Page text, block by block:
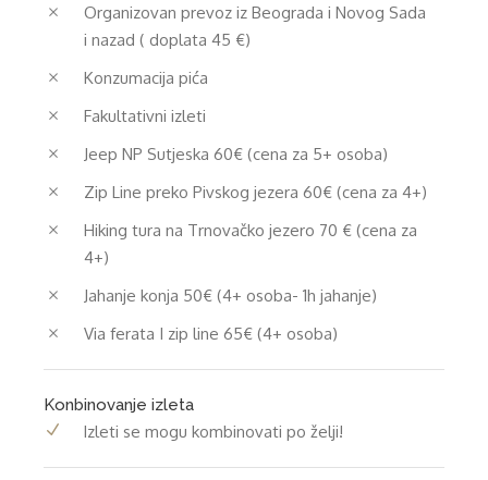
Organizovan prevoz iz Beograda i Novog Sada
i nazad ( doplata 45 €)
Konzumacija pića
Fakultativni izleti
Jeep NP Sutjeska 60€ (cena za 5+ osoba)
Zip Line preko Pivskog jezera 60€ (cena za 4+)
Hiking tura na Trnovačko jezero 70 € (cena za
4+)
Jahanje konja 50€ (4+ osoba- 1h jahanje)
Via ferata I zip line 65€ (4+ osoba)
Konbinovanje izleta
Izleti se mogu kombinovati po želji!